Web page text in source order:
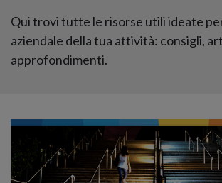
Qui trovi tutte le risorse utili ideate
aziendale della tua attività: consigli,
approfondimenti.